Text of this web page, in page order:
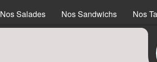
Nos Salades Nos Sandwichs Nos